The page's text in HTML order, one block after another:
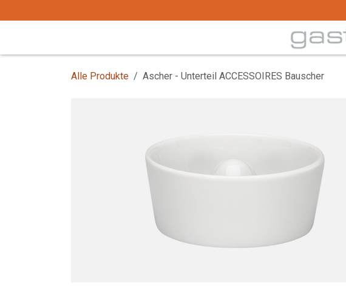
Alle Produkte Ascher - Unterteil ACCESSOIRES Bauscher